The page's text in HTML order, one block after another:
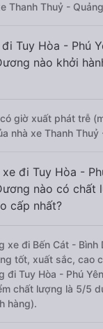
Thanh Thuỷ -
Tuy Hòa - Phú
nào khởi
giờ xuất phát trễ
nhà xe Thanh Thuỷ
xe đi Tuy Hòa -
nào có chất
cấp nhất?
xe đi Bến Cát - Bình
tốt, xuất sắc, cao
đi Tuy Hòa - Phú
chất lượng là 5/5
hàng).